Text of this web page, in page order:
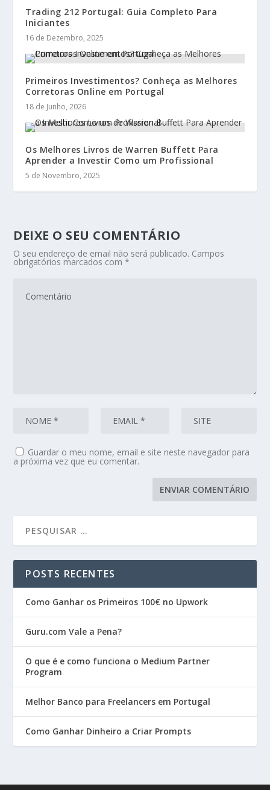
Trading 212 Portugal: Guia Completo Para
Iniciantes
16 de Dezembro, 2025
Primeiros Investimentos? Conheça as Melhores
Corretoras Online em Portugal
18 de Junho, 2026
Os Melhores Livros de Warren Buffett Para
Aprender a Investir Como um Profissional
5 de Novembro, 2025
DEIXE O SEU COMENTÁRIO
O seu endereço de email não será publicado. Campos
obrigatórios marcados com*
Guardar o meu nome, email e site neste navegador para
a próxima vez que eu comentar.
POSTS RECENTES
Como Ganhar os Primeiros 100€ no Upwork
Guru.com Vale a Pena?
O que é e como funciona o Medium Partner
Program
Melhor Banco para Freelancers em Portugal
Como Ganhar Dinheiro a Criar Prompts